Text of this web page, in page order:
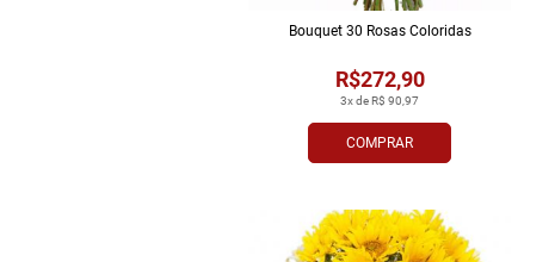
COMPRAR
3x de R$ 90,97
R$272,90
Bouquet 30 Rosas Coloridas